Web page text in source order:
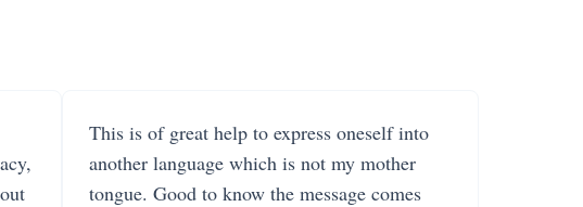
This is of great help to express oneself into
another language which is not my mother
tongue. Good to know the message comes